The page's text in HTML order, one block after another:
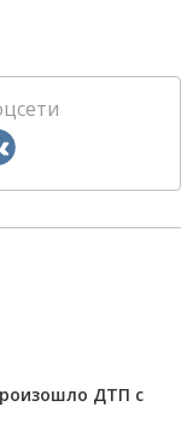
ДТП с